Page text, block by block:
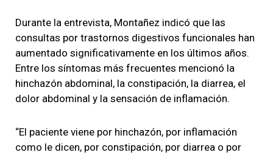
Durante la entrevista, Montañez indicó que las
consultas por trastornos digestivos funcionales han
aumentado significativamente en los últimos años.
Entre los síntomas más frecuentes mencionó la
hinchazón abdominal, la constipación, la diarrea, el
dolor abdominal y la sensación de inflamación.
“El paciente viene por hinchazón, por inflamación
como le dicen, por constipación, por diarrea o por